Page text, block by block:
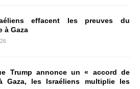
effacent les preuves du
à Gaza
Trump annonce un « accord de
Gaza, les Israéliens multiplie les